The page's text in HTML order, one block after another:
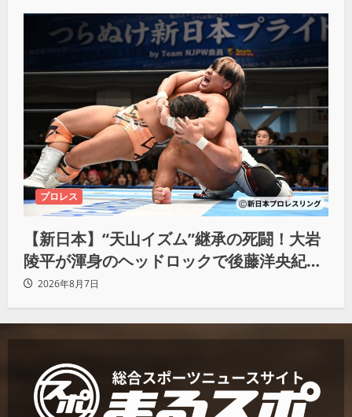
プロレス
【新日本】“天山イズム”継承の死闘！大岩
陵平が渾身のヘッドロックで後藤洋央紀か
らタップ奪取 執念の「リベンジ＆4勝目」
2026年8月7日